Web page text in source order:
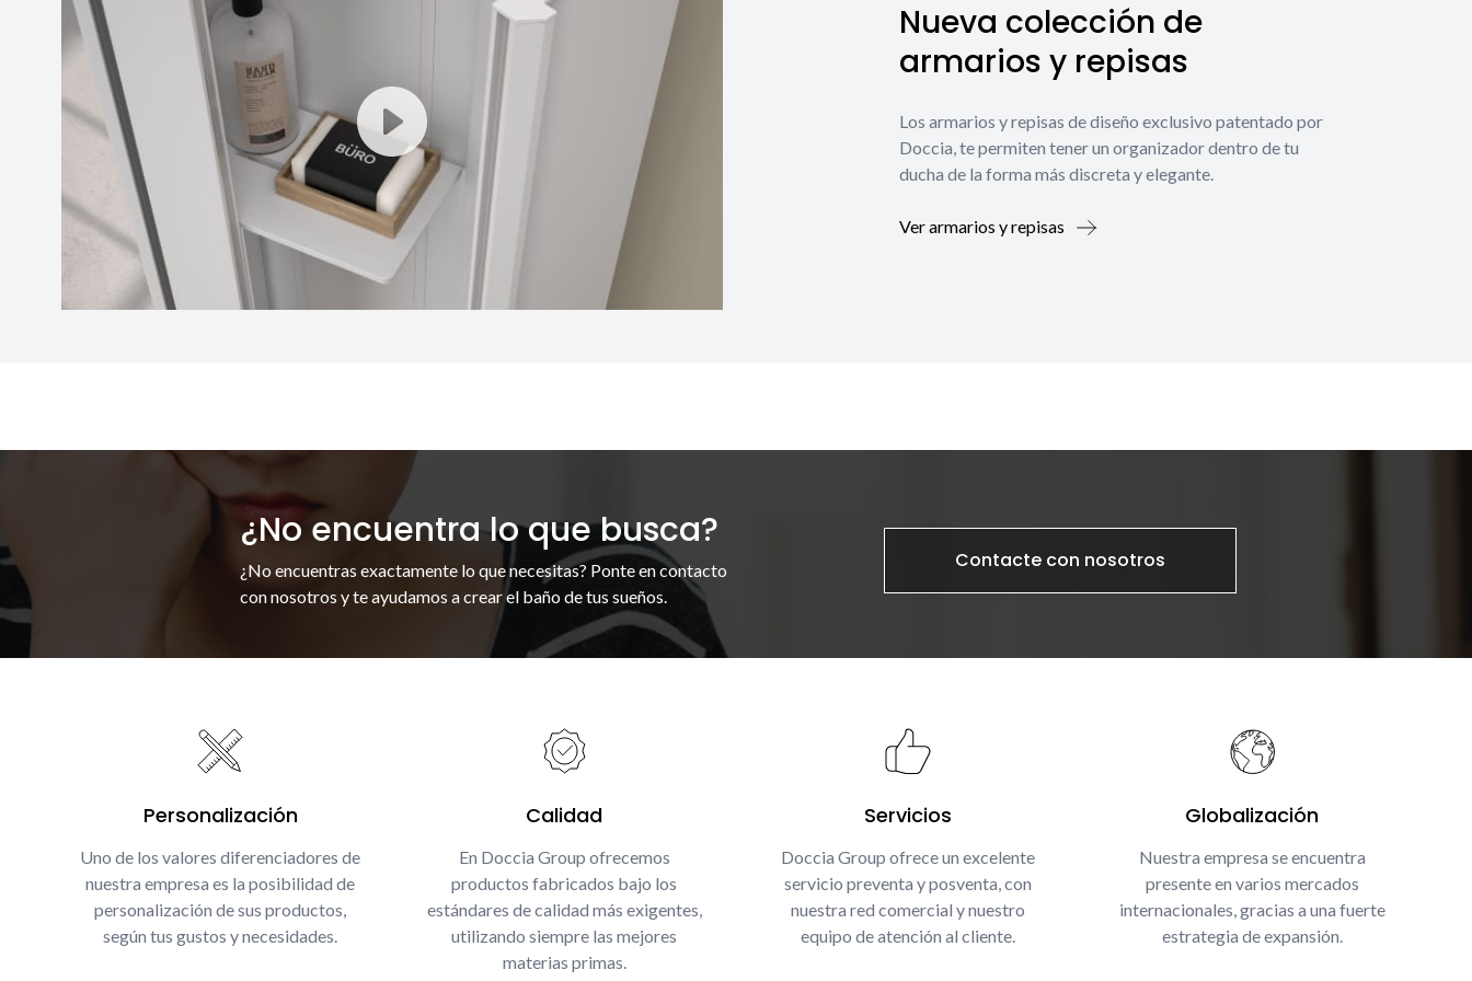
Nueva colección de
armarios y repisas
Los armarios y repisas de diseño exclusivo patentado por
Doccia, te permiten tener un organizador dentro de tu
ducha de la forma más discreta y elegante.
Ver armarios y repisas
¿No encuentra lo que busca?
¿No encuentras exactamente lo que necesitas? Ponte en contacto
con nosotros y te ayudamos a crear el baño de tus sueños.
Contacte con nosotros
Personalización
Uno de los valores diferenciadores de
nuestra empresa es la posibilidad de
personalización de sus productos,
según tus gustos y necesidades.
Calidad
En Doccia Group ofrecemos
productos fabricados bajo los
estándares de calidad más exigentes,
utilizando siempre las mejores
materias primas.
Servicios
Doccia Group ofrece un excelente
servicio preventa y posventa, con
nuestra red comercial y nuestro
equipo de atención al cliente.
Globalización
Nuestra empresa se encuentra
presente en varios mercados
internacionales, gracias a una fuerte
estrategia de expansión.